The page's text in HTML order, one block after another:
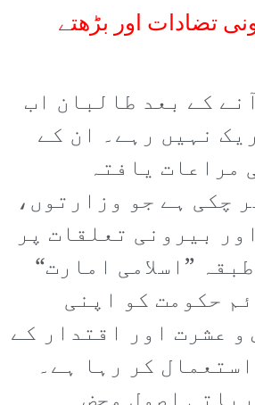
تضادات اور بڑھتے
کے بعد طالبان اب
نہیں رہے۔ ان کے
مراعات یافتہ
چکی ہے جو وزارتوں،
بیرونی تعلقات پر
”اسلامی امارت“
حکومت کو اپنی
و عشرت اور اقتدار کے
کر رہا ہے۔